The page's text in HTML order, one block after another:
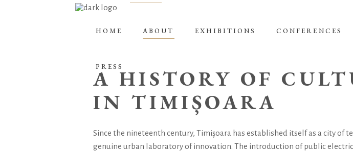
HOME ABOUT EXHIBITIONS CONFERENCES
PRESS
A HISTORY OF
INTIMIȘOARA
Since the nineteenth century, Timișoara has established itself as a city
genuine urban laboratory of innovation. The introduction of public